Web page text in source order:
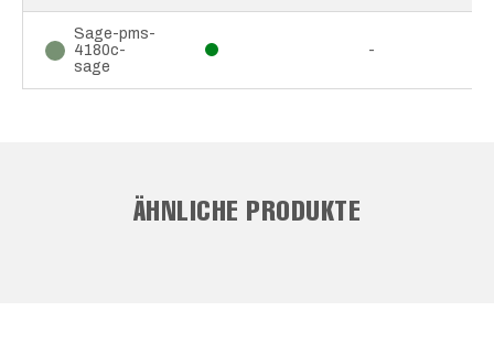
Sage-pms-
4180c-
sage
-
ÄHNLICHE PRODUKTE